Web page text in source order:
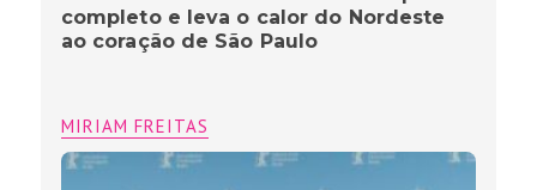
completo e leva o calor do Nordeste
ao coração de São Paulo
MIRIAM FREITAS